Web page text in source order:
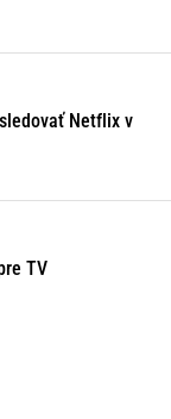
Netflix v
TV